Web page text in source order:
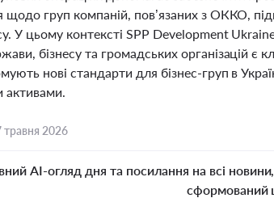
щодо груп компаній, пов’язаних з ОККО,
У цьому контексті SPP Development
бізнесу та громадських організацій
нові стандарти для бізнес-груп в
активами.
травня 2026
AI-огляд дня та посилання на всі
сформований